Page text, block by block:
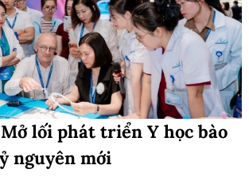
lối phát triển Y học bào
nguyên mới